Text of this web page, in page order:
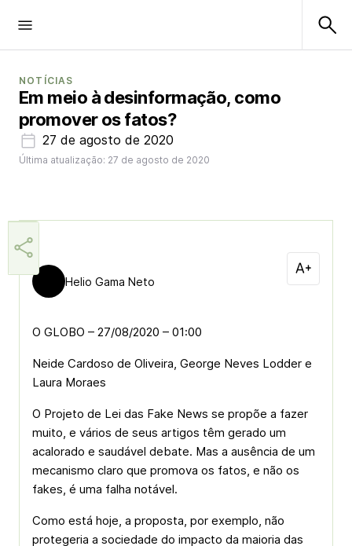
NOTÍCIAS
Em meio à desinformação, como
promover os fatos?
27 de agosto de 2020
Última atualização: 27 de agosto de 2020
Helio Gama Neto
O GLOBO – 27/08/2020 – 01:00
Neide Cardoso de Oliveira, George Neves Lodder e
Laura Moraes
O Projeto de Lei das Fake News se propõe a fazer
muito, e vários de seus artigos têm gerado um
acalorado e saudável debate. Mas a ausência de um
mecanismo claro que promova os fatos, e não os
fakes, é uma falha notável.
Como está hoje, a proposta, por exemplo, não
protegeria a sociedade do impacto da maioria das